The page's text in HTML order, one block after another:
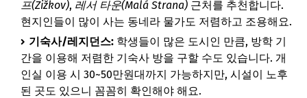
프(Žižkov), 레서 타운(Malá Strana) 근처를 추천합니다.
현지인들이 많이 사는 동네라 물가도 저렴하고 조용해요.
기숙사/레지던스: 학생들이 많은 도시인 만큼, 방학 기
간을 이용해 저렴한 기숙사 방을 구할 수도 있습니다. 개
인실 이용 시 30~50만원대까지 가능하지만, 시설이 노후
된 곳도 있으니 꼼꼼히 확인해야 해요.